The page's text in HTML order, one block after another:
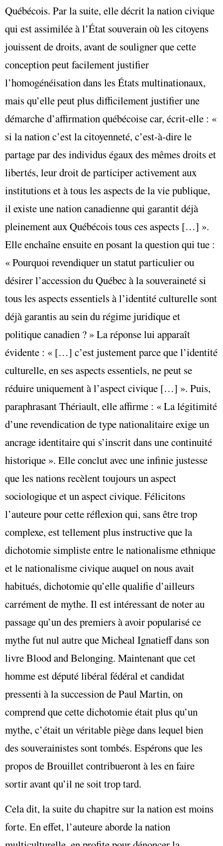
Québécois. Par la suite, elle décrit la nation civique
qui est assimilée à l’État souverain où les citoyens
jouissent de droits, avant de souligner que cette
conception peut facilement justifier
l’homogénéisation dans les États multinationaux,
mais qu’elle peut plus difficilement justifier une
démarche d’affirmation québécoise car, écrit-elle : «
si la nation c’est la citoyenneté, c’est-à-dire le
partage par des individus égaux des mêmes droits et
libertés, leur droit de participer activement aux
institutions et à tous les aspects de la vie publique,
il existe une nation canadienne qui garantit déjà
pleinement aux Québécois tous ces aspects […] ».
Elle enchaîne ensuite en posant la question qui tue :
« Pourquoi revendiquer un statut particulier ou
désirer l’accession du Québec à la souveraineté si
tous les aspects essentiels à l’identité culturelle sont
déjà garantis au sein du régime juridique et
politique canadien ? » La réponse lui apparaît
évidente : « […] c’est justement parce que l’identité
culturelle, en ses aspects essentiels, ne peut se
réduire uniquement à l’aspect civique […] ». Puis,
paraphrasant Thériault, elle affirme : « La légitimité
d’une revendication de type nationalitaire exige un
ancrage identitaire qui s’inscrit dans une continuité
historique ». Elle conclut avec une infinie justesse
que les nations recèlent toujours un aspect
sociologique et un aspect civique. Félicitons
l’auteure pour cette réflexion qui, sans être trop
complexe, est tellement plus instructive que la
dichotomie simpliste entre le nationalisme ethnique
et le nationalisme civique auquel on nous avait
habitués, dichotomie qu’elle qualifie d’ailleurs
carrément de mythe. Il est intéressant de noter au
passage qu’un des premiers à avoir popularisé ce
mythe fut nul autre que Micheal Ignatieff dans son
livre Blood and Belonging. Maintenant que cet
homme est député libéral fédéral et candidat
pressenti à la succession de Paul Martin, on
comprend que cette dichotomie était plus qu’un
mythe, c’était un véritable piège dans lequel bien
des souverainistes sont tombés. Espérons que les
propos de Brouillet contribueront à les en faire
sortir avant qu’il ne soit trop tard.
Cela dit, la suite du chapitre sur la nation est moins
forte. En effet, l’auteure aborde la nation